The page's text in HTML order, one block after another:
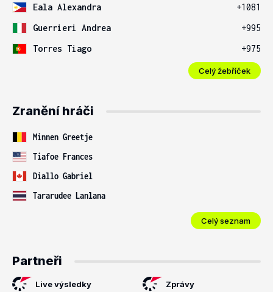
Eala Alexandra
+1081
Guerrieri Andrea
+995
Torres Tiago
+975
Celý žebříček
Zranění hráči
Minnen Greetje
Tiafoe Frances
Diallo Gabriel
Tararudee Lanlana
Celý seznam
Partneři
Live výsledky Zprávy